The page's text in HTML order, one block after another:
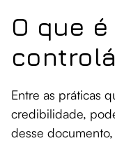
O que
Entre as práticas
credibilidade,
desse